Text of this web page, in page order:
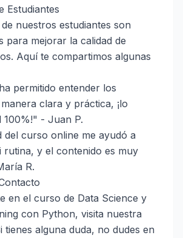
Estudiantes
nuestros estudiantes son
para mejorar la calidad de
Aquí te compartimos algunas
permitido entender los
clara y práctica, ¡lo
100%!" - Juan P.
del curso online me ayudó a
rutina, y el contenido es muy
R.
en el curso de Data Science y
con Python, visita nuestra
tienes alguna duda, no dudes en